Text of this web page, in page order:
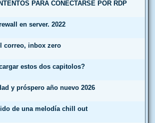
PARA CONECTARSE POR RDP
en server. 2022
correo, inbox zero
estos dos capitolos?
y próspero año nuevo 2026
de una melodía chill out